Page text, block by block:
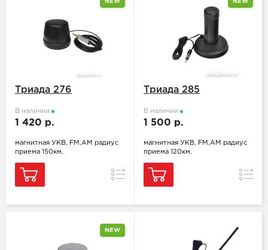
NEW
Триада 276
В наличии
1 420 р.
магнитная УКВ, FM,АМ радиус
приема 150км.
Сравнение
NEW
Триада 285
В наличии
1 500 р.
магнитная УКВ, FM,АМ радиус
приема 120км.
NEW